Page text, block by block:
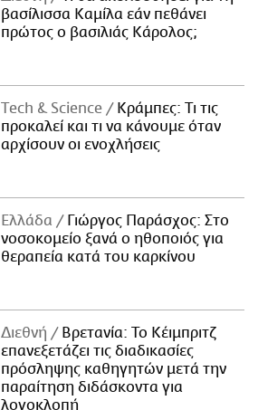
βασίλισσα Καμίλα εάν πεθάνει
πρώτος ο βασιλιάς Κάρολος;
Τech & Science
Κράμπες: Τι τις
προκαλεί και τι να κάνουμε όταν
αρχίσουν οι ενοχλήσεις
Ελλάδα
Γιώργος Παράσχος: Στο
νοσοκομείο ξανά ο ηθοποιός για
θεραπεία κατά του καρκίνου
Διεθνή
Βρετανία: Το Κέιμπριτζ
επανεξετάζει τις διαδικασίες
πρόσληψης καθηγητών μετά την
παραίτηση διδάσκοντα για
λογοκλοπή